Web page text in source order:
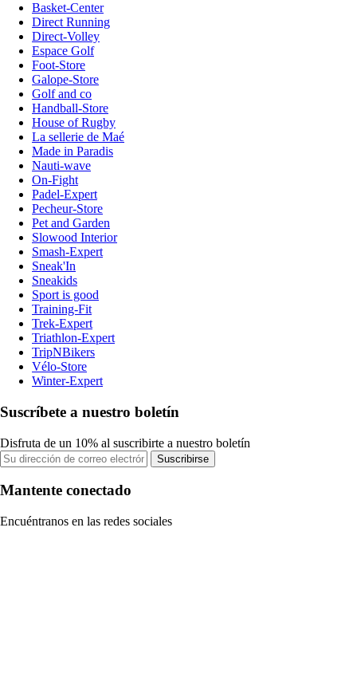
Basket-Center
Direct Running
Direct-Volley
Espace Golf
Foot-Store
Galope-Store
Golf and co
Handball-Store
House of Rugby
La sellerie de Maé
Made in Paradis
Nauti-wave
On-Fight
Padel-Expert
Pecheur-Store
Pet and Garden
Slowood Interior
Smash-Expert
Sneak'In
Sneakids
Sport is good
Training-Fit
Trek-Expert
Triathlon-Expert
TripNBikers
Vélo-Store
Winter-Expert
Suscríbete a nuestro boletín
Disfruta de un 10% al suscribirte a nuestro boletín
Suscribirse
Mantente conectado
Encuéntranos en las redes sociales